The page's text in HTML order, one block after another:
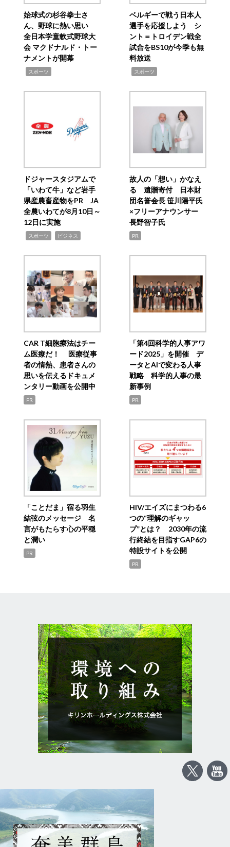
始球式の杉谷拳士さ
ん、野球に熱い思い
全日本学童軟式野球大
会 マクドナルド・トー
ナメントが開幕
スポーツ
ベルギーで戦う日本人
選手を応援しよう シ
ント＝トロイデン戦全
試合をBS10が今季も無
料放送
スポーツ
ドジャースタジアムで
「いわて牛」など岩手
県産農畜産物をPR JA
全農いわてが8月10日～
12日に実施
スポーツ ビジネス
故人の「想い」かなえ
る 遺贈寄付 日本財
団名誉会長 笹川陽平氏
×フリーアナウンサー
長野智子氏
PR
CAR T細胞療法はチー
ム医療だ！ 医療従事
者の情熱、患者さんの
思いを伝えるドキュメ
ンタリー動画を公開中
PR
「第4回科学的人事アワ
ード2025」を開催 デ
ータとAIで変わる人事
戦略 科学的人事の最
新事例
PR
「ことだま」宿る羽生
結弦のメッセージ 名
言がもたらす心の平穏
と潤い
PR
HIV/エイズにまつわる6
つの“理解のギャッ
プ”とは？ 2030年の流
行終結を目指すGAP6の
特設サイトを公開
PR